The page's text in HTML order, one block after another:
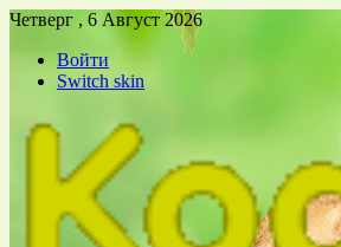
Четверг , 6 Август 2026
Войти
Switch skin